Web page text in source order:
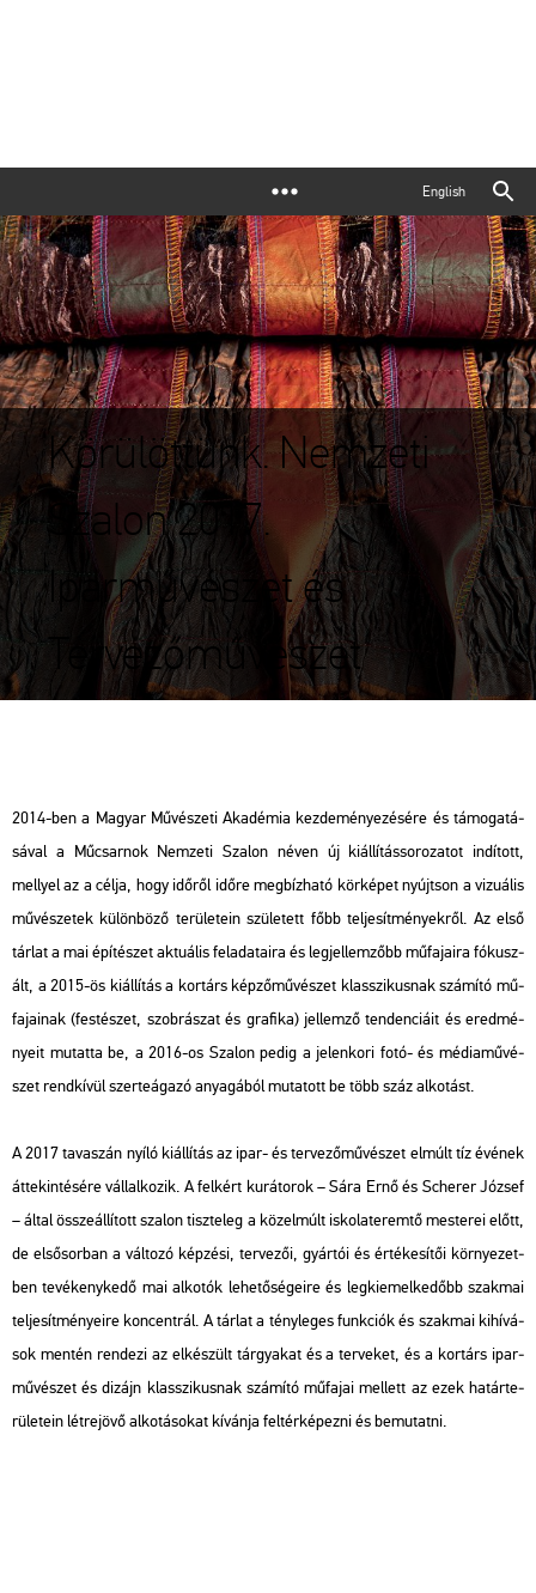
English
Körülöttünk. Nemzeti
Szalon 2017.
Iparművészet és
Tervezőművészet
2014-ben a Ma­gyar Mű­vé­sze­ti Aka­dé­mia kez­de­mé­nye­zé­sé­re és tá­mo­ga­tá­
sá­val a Mű­csar­nok Nem­ze­ti Sza­lon néven új ki­ál­lí­tás­so­ro­za­tot in­dí­tott,
mellyel az a célja, hogy idő­ről időre meg­bíz­ha­tó kör­ké­pet nyújt­son a vi­zu­á­lis
mű­vé­sze­tek kü­lön­bö­ző te­rü­le­te­in szü­le­tett főbb tel­je­sít­mé­nyek­ről. Az első
tár­lat a mai épí­té­szet ak­tu­á­lis fel­ada­ta­i­ra és leg­jel­lem­zőbb mű­fa­ja­i­ra fó­kusz­
ált, a 2015-ös ki­ál­lí­tás a kor­társ kép­ző­mű­vé­szet klasszi­kus­nak szá­mí­tó mű­
fa­ja­i­nak (fes­té­szet, szob­rá­szat és gra­fi­ka) jel­lem­ző ten­den­ci­á­it és ered­mé­
nye­it mu­tat­ta be, a 2016-os Sza­lon pedig a je­len­ko­ri fotó- és mé­dia­mű­vé­
szet rend­kí­vül szer­te­ága­zó anya­gá­ból mu­ta­tott be több száz al­ko­tást.
A 2017 ta­va­szán nyíló ki­ál­lí­tás az ipar- és ter­ve­ző­mű­vé­szet el­múlt tíz évé­nek
át­te­kin­té­sé­re vál­lal­ko­zik. A fel­kért ku­rá­to­rok – Sára Ernő és Sche­rer Jó­zsef
– által össze­ál­lí­tott sza­lon tisz­te­leg a kö­zel­múlt is­ko­la­te­rem­tő mes­te­rei előtt,
de el­ső­sor­ban a vál­to­zó kép­zé­si, ter­ve­zői, gyár­tói és ér­té­ke­sí­tői kör­nye­zet­
ben te­vé­keny­ke­dő mai al­ko­tók le­he­tő­sé­ge­i­re és leg­ki­emel­ke­dőbb szak­mai
tel­je­sít­mé­nye­i­re kon­cent­rál. A tár­lat a tény­le­ges funk­ci­ók és szak­mai ki­hí­vá­
sok men­tén ren­de­zi az el­ké­szült tár­gya­kat és a ter­ve­ket, és a kor­társ ipar­
mű­vé­szet és di­zájn klasszi­kus­nak szá­mí­tó mű­fa­jai mel­lett az ezek ha­tár­te­
rü­le­te­in lét­re­jö­vő al­ko­tá­so­kat kí­ván­ja fel­tér­ké­pez­ni és be­mu­tat­ni.